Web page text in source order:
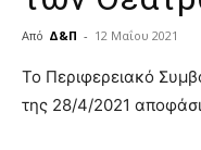
Από Δ&Π - 12 Μαΐου 2021
blonde
lesbians
very
Το Περιφερειακό
της 28/4/2021